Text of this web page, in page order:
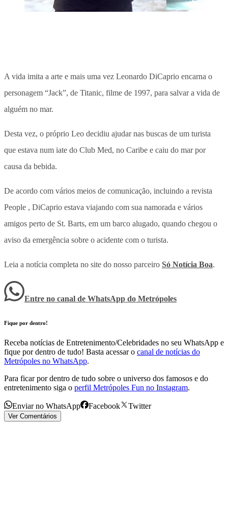
A vida imita a arte e mais uma vez Leonardo DiCaprio encarna o
personagem “Jack”, de Titanic, filme de 1997, para salvar a vida de
alguém no mar.
Desta vez, o próprio Leo decidiu ajudar nas buscas de um turista
que estava num iate do Club Med, no Caribe e caiu do mar por
causa da bebida.
De acordo com vários meios de comunicação, incluindo a revista
People , DiCaprio estava viajando com sua namorada e vários
amigos perto de St. Barts, em um barco alugado, quando chegou o
aviso da emergência sobre o acidente com o turista.
Leia a notícia completa no site do nosso parceiro Só Notícia Boa.
Entre no canal de WhatsApp do Metrópoles
Fique por dentro!
Receba notícias de Entretenimento/Celebridades no seu WhatsApp e
fique por dentro de tudo! Basta acessar o canal de notícias do
Metrópoles no WhatsApp.
Para ficar por dentro de tudo sobre o universo dos famosos e do
entretenimento siga o perfil Metrópoles Fun no Instagram.
Enviar no WhatsApp Facebook Twitter
Ver Comentários